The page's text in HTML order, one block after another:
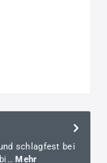
schlagfest bei
Mehr